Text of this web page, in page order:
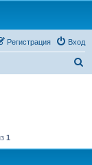
Вход
Регистрация
1